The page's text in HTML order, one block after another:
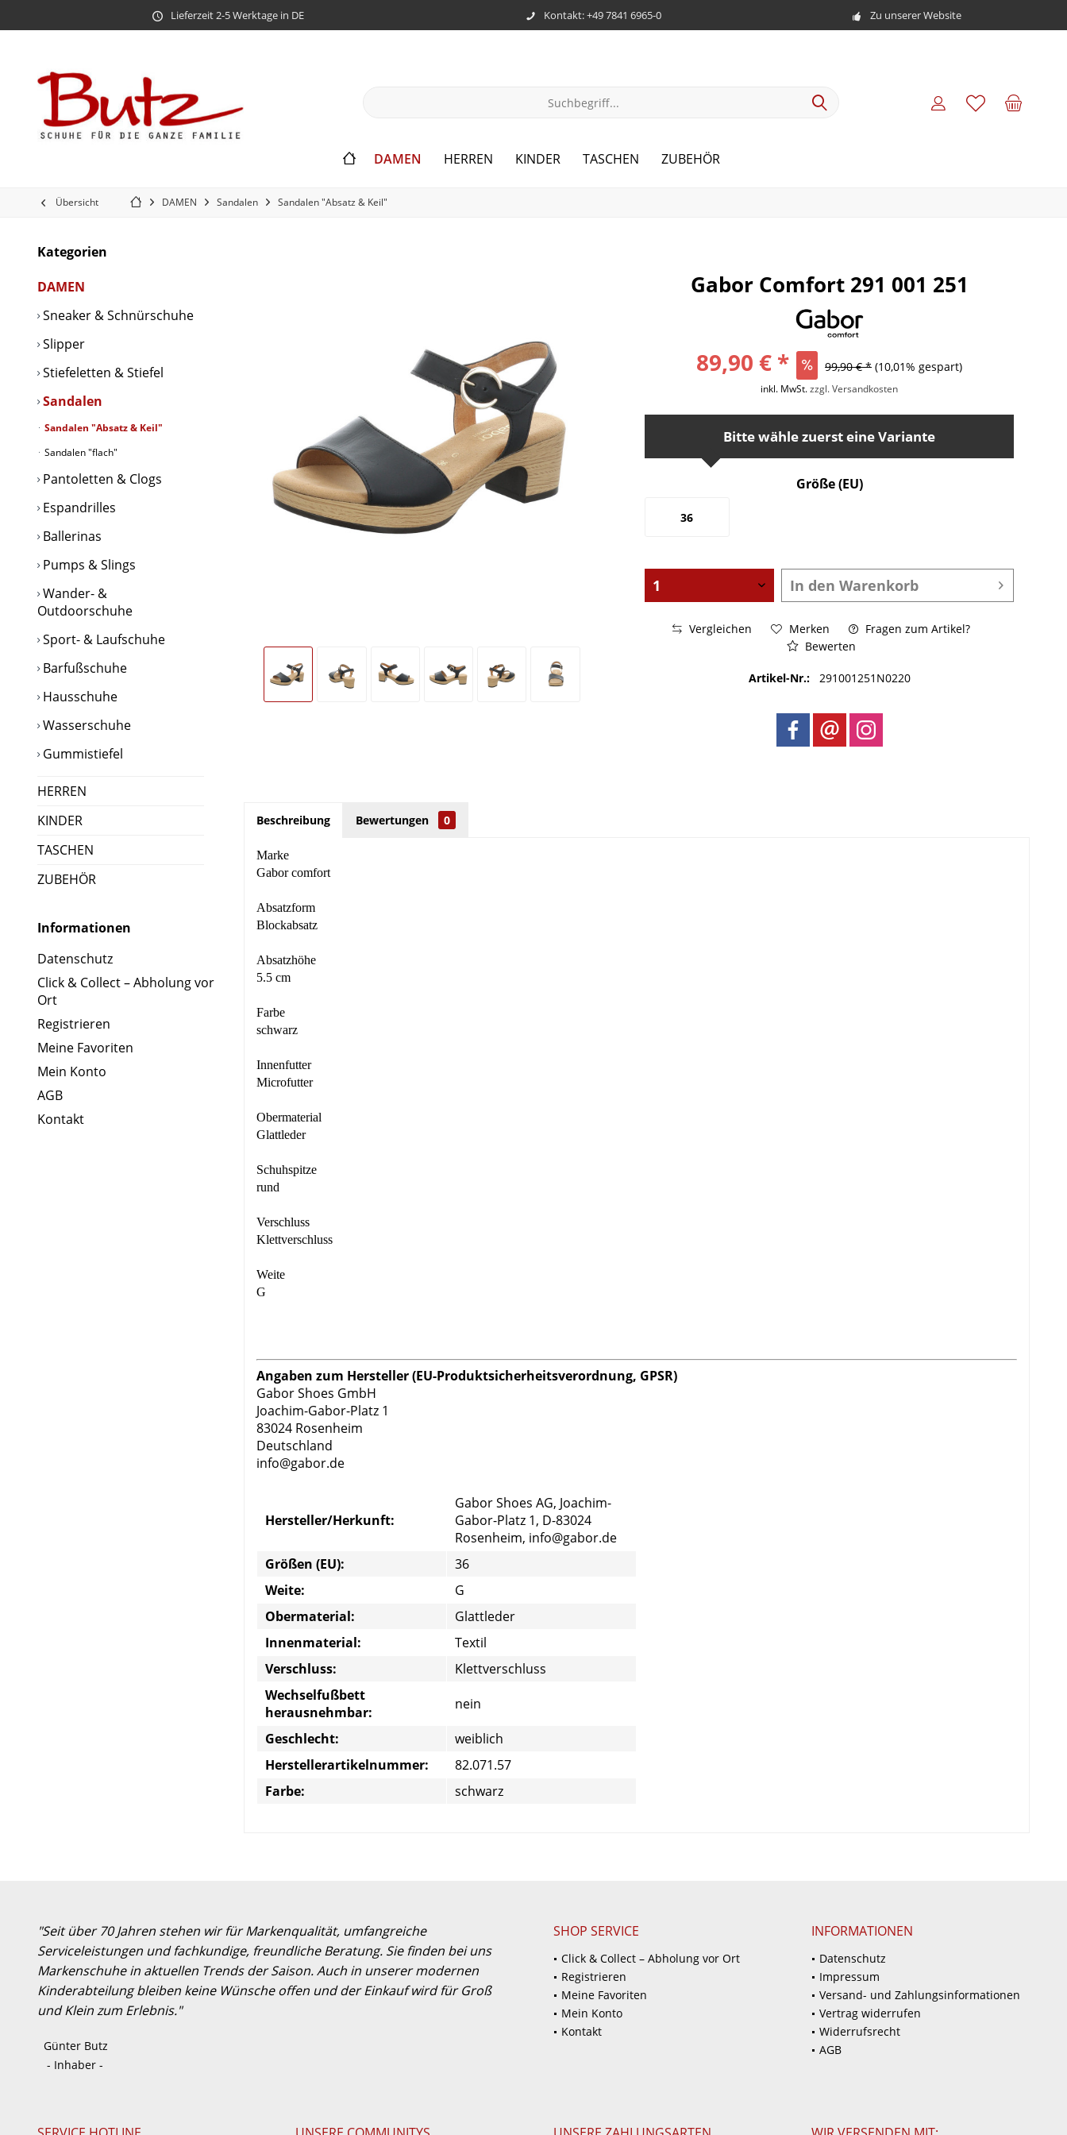
Lieferzeit 2-5 Werktage in DE Kontakt: +49 7841 6965-0 Zu unserer Website
DAMEN HERREN KINDER TASCHEN ZUBEHÖR
Übersicht DAMEN Sandalen Sandalen "Absatz & Keil"
Kategorien
DAMEN
Sneaker & Schnürschuhe
Slipper
Stiefeletten & Stiefel
Sandalen
Sandalen "Absatz & Keil"
Sandalen "flach"
Pantoletten & Clogs
Espandrilles
Ballerinas
Pumps & Slings
Wander- &
Outdoorschuhe
Sport- & Laufschuhe
Barfußschuhe
Hausschuhe
Wasserschuhe
Gummistiefel
HERREN
KINDER
TASCHEN
ZUBEHÖR
Informationen
Datenschutz
Click & Collect – Abholung vor
Ort
Registrieren
Meine Favoriten
Mein Konto
AGB
Kontakt
Gabor Comfort 291 001 251
89,90 € * 99,90 € * (10,01% gespart)
inkl. MwSt.zzgl. Versandkosten
Bitte wähle zuerst eine Variante
Größe (EU)
36
In den Warenkorb
Vergleichen Merken
Fragen zum Artikel?
Bewerten
Artikel-Nr.: 291001251N0220
Beschreibung Bewertungen 0
Marke
Gabor comfort
Absatzform
Blockabsatz
Absatzhöhe
5.5 cm
Farbe
schwarz
Innenfutter
Microfutter
Obermaterial
Glattleder
Schuhspitze
rund
Verschluss
Klettverschluss
Weite
G
Angaben zum Hersteller (EU-Produktsicherheitsverordnung, GPSR)
Gabor Shoes GmbH
Joachim-Gabor-Platz 1
83024 Rosenheim
Deutschland
info@gabor.de
Hersteller/Herkunft:
Gabor Shoes AG, Joachim-
Gabor-Platz 1, D-83024
Rosenheim, info@gabor.de
Größen (EU):
36
Weite:
G
Obermaterial:
Glattleder
Innenmaterial:
Textil
Verschluss:
Klettverschluss
Wechselfußbett
herausnehmbar:
nein
Geschlecht:
weiblich
Herstellerartikelnummer:
82.071.57
Farbe:
schwarz
"Seit über 70 Jahren stehen wir für Markenqualität, umfangreiche
Serviceleistungen und fachkundige, freundliche Beratung. Sie finden bei uns
Markenschuhe in aktuellen Trends der Saison. Auch in unserer modernen
Kinderabteilung bleiben keine Wünsche offen und der Einkauf wird für Groß
und Klein zum Erlebnis."
Günter Butz
- Inhaber -
SHOP SERVICE
Click & Collect – Abholung vor Ort
Registrieren
Meine Favoriten
Mein Konto
Kontakt
INFORMATIONEN
Datenschutz
Impressum
Versand- und Zahlungsinformationen
Vertrag widerrufen
Widerrufsrecht
AGB